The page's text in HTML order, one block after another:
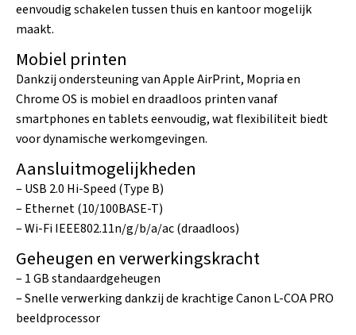
eenvoudig schakelen tussen thuis en kantoor mogelijk
maakt.
Mobiel printen
Dankzij ondersteuning van Apple AirPrint, Mopria en
Chrome OS is mobiel en draadloos printen vanaf
smartphones en tablets eenvoudig, wat flexibiliteit biedt
voor dynamische werkomgevingen.
Aansluitmogelijkheden
– USB 2.0 Hi-Speed (Type B)
– Ethernet (10/100BASE-T)
– Wi-Fi IEEE802.11n/g/b/a/ac (draadloos)
Geheugen en verwerkingskracht
– 1 GB standaardgeheugen
– Snelle verwerking dankzij de krachtige Canon L-COA PRO
beeldprocessor